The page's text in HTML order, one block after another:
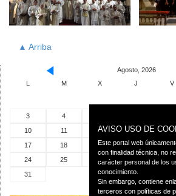
▲ Arriba
Agosto, 2026
L
M X J V
3
4
10
11 12 13 14
17
18 19 20 21
24
25 26 27 28
31
AVISO USO DE
Este portal web
con finalidad técnica, no
carácter personal de los
conocimiento.
Sin embargo, contiene
terceros con políticas de